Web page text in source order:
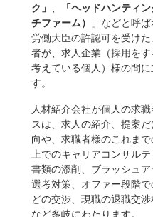
ク」 、
「ヘッドハンティ
チファーム）
」などと呼
労働大臣の許認可を受け
者が、求人企業（採用を
考えている個人）様の間
す。
人材紹介会社が個人の求
スは、求人の紹介、提案
向や、求職者様のこれま
上でのキャリアコンサル
書類の添削、ブラッシュ
選考対策、オファー段階
どの交渉、現職の退職交
など多岐にわたります。